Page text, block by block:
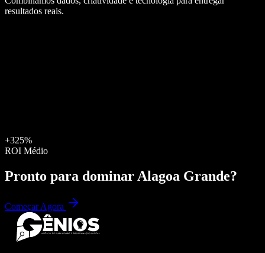
resultados reais.
+325%
ROI Médio
Pronto para dominar Alagoa Grande?
Começar Agora